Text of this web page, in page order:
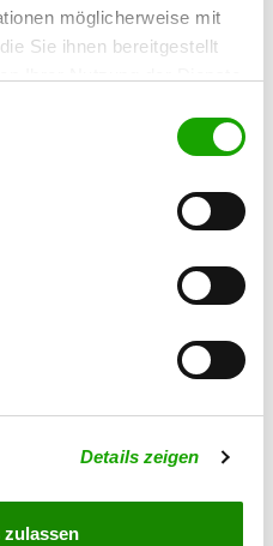
möglicherweise mit
Sie ihnen bereitgestellt
weiterhin nutzen.
Details zeigen
Details
Details
Details